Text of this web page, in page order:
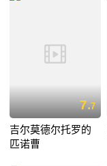
7.7
吉尔莫德尔托罗的
匹诺曹